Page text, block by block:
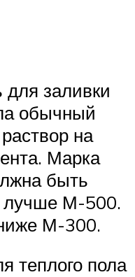
заливки
обычный
на
Марка
быть
М-500.
М-300.
теплого пола